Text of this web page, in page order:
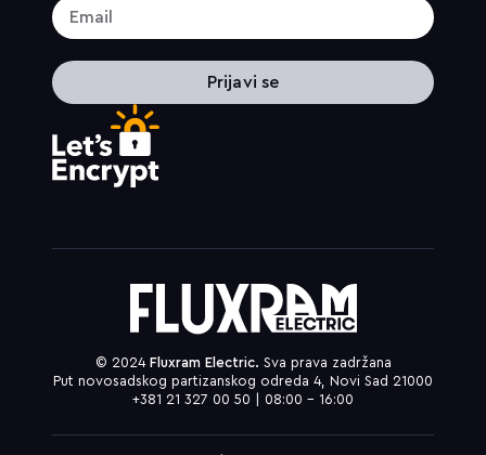
Prijavi se
© 2024 Fluxram Electric. Sva prava zadržana
Put novosadskog partizanskog odreda 4, Novi Sad 21000
+381 21 327 00 50 | 08:00 – 16:00